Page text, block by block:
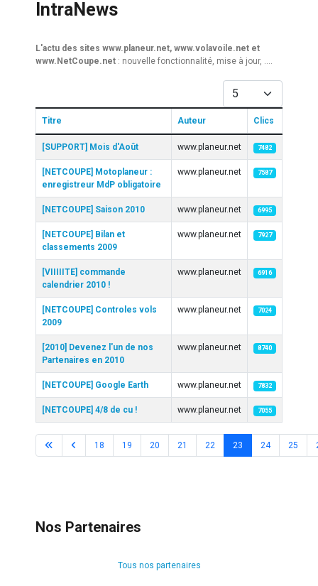
IntraNews
L'actu des sites www.planeur.net, www.volavoile.net et
www.NetCoupe.net : nouvelle fonctionnalité, mise à jour, ....
Afficher #
Titre Auteur Clics
[SUPPORT] Mois d'Août www.planeur.net 7482
[NETCOUPE] Motoplaneur :
enregistreur MdP obligatoire
www.planeur.net 7587
[NETCOUPE] Saison 2010 www.planeur.net 6995
[NETCOUPE] Bilan et
classements 2009
www.planeur.net 7927
[VIIIIITE] commande
calendrier 2010 !
www.planeur.net 6916
[NETCOUPE] Controles vols
2009
www.planeur.net 7024
[2010] Devenez l'un de nos
Partenaires en 2010
www.planeur.net 8740
[NETCOUPE] Google Earth www.planeur.net 7832
[NETCOUPE] 4/8 de cu ! www.planeur.net 7055
Page 23 sur 29
18 19 20 21 22 23 24 25
Nos Partenaires
Tous nos partenaires